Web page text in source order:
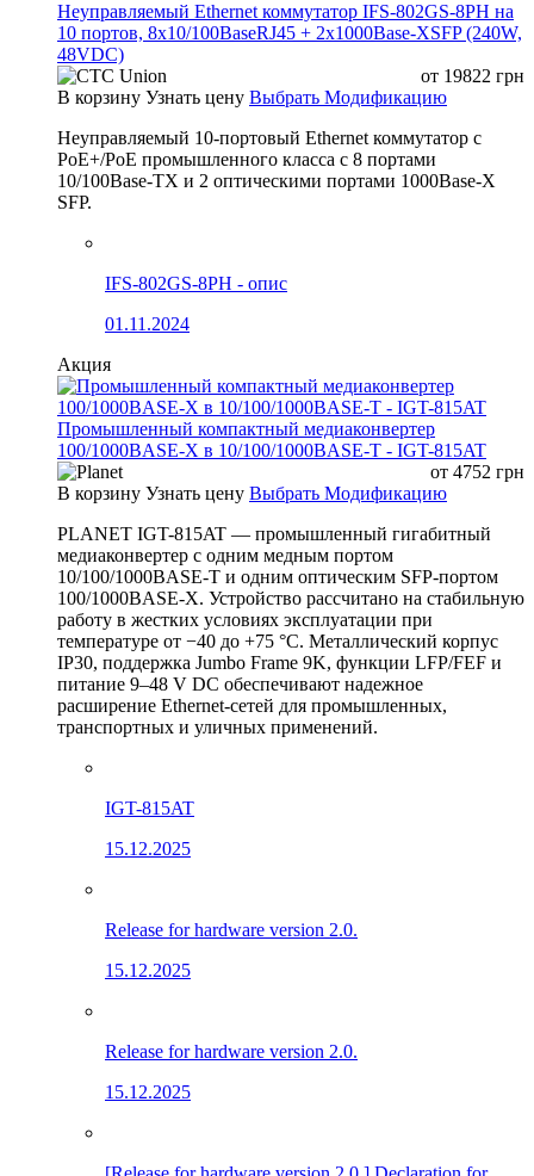
Неуправляемый Ethernet коммутатор IFS-802GS-8PH на
10 портов, 8x10/100BaseRJ45 + 2x1000Base-XSFP (240W,
48VDC)
от 19822 грн
В корзину Узнать цену Выбрать Модификацию
Неуправляемый 10-портовый Ethernet коммутатор с
PoE+/PoE промышленного класса с 8 портами
10/100Base-TX и 2 оптическими портами 1000Base-X
SFP.
IFS-802GS-8PH - опис
01.11.2024
Акция
Промышленный компактный медиаконвертер
100/1000BASE-X в 10/100/1000BASE-T - IGT-815AT
от 4752 грн
В корзину Узнать цену Выбрать Модификацию
PLANET IGT-815AT — промышленный гигабитный
медиаконвертер с одним медным портом
10/100/1000BASE-T и одним оптическим SFP-портом
100/1000BASE-X. Устройство рассчитано на стабильную
работу в жестких условиях эксплуатации при
температуре от −40 до +75 °C. Металлический корпус
IP30, поддержка Jumbo Frame 9K, функции LFP/FEF и
питание 9–48 V DC обеспечивают надежное
расширение Ethernet-сетей для промышленных,
транспортных и уличных применений.
IGT-815AT
15.12.2025
Release for hardware version 2.0.
15.12.2025
Release for hardware version 2.0.
15.12.2025